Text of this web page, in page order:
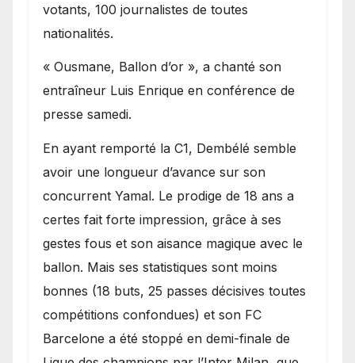
votants, 100 journalistes de toutes
nationalités.
« Ousmane, Ballon d’or », a chanté son
entraîneur Luis Enrique en conférence de
presse samedi.
En ayant remporté la C1, Dembélé semble
avoir une longueur d’avance sur son
concurrent Yamal. Le prodige de 18 ans a
certes fait forte impression, grâce à ses
gestes fous et son aisance magique avec le
ballon. Mais ses statistiques sont moins
bonnes (18 buts, 25 passes décisives toutes
compétitions confondues) et son FC
Barcelone a été stoppé en demi-finale de